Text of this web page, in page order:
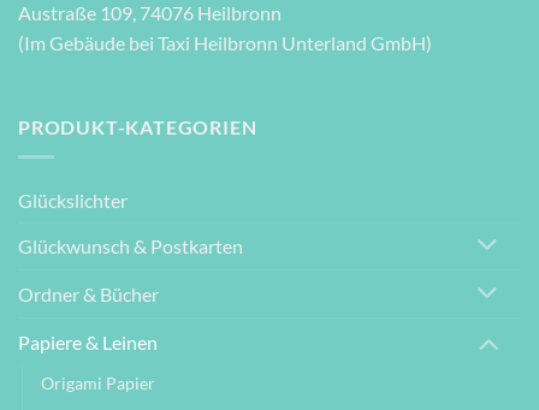
Austraße 109, 74076 Heilbronn
(Im Gebäude bei Taxi Heilbronn Unterland GmbH)
PRODUKT-KATEGORIEN
Glückslichter
Glückwunsch & Postkarten
Ordner & Bücher
Papiere & Leinen
Origami Papier